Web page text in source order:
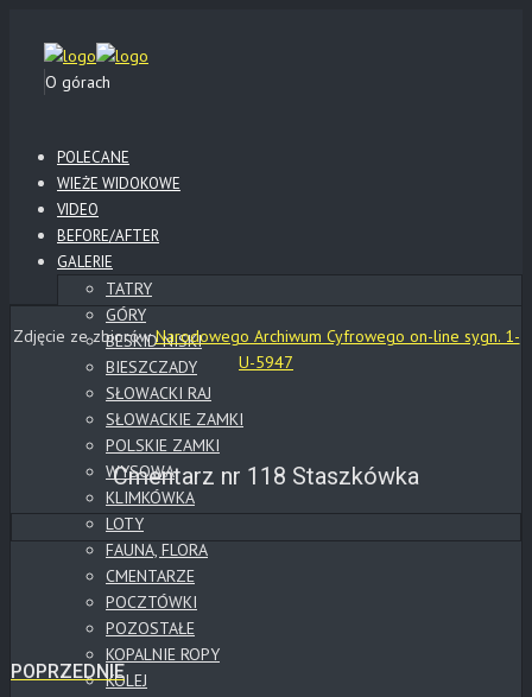
O górach
POLECANE
WIEŻE WIDOKOWE
VIDEO
BEFORE/AFTER
GALERIE
TATRY
GÓRY
BESKID NISKI
BIESZCZADY
SŁOWACKI RAJ
SŁOWACKIE ZAMKI
POLSKIE ZAMKI
WYSOWA
KLIMKÓWKA
LOTY
FAUNA, FLORA
CMENTARZE
POCZTÓWKI
POZOSTAŁE
KOPALNIE ROPY
KOLEJ
Zdjęcie ze zbiorówNarodowego Archiwum Cyfrowego on-line sygn. 1-
U-5947
Cmentarz nr 118 Staszkówka
POPRZEDNIE